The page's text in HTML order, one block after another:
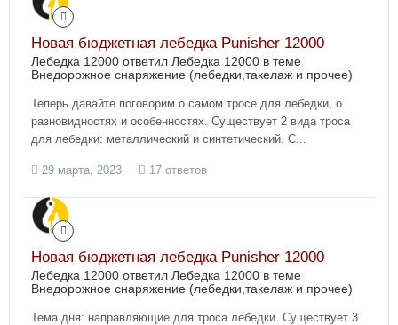
Новая бюджетная лебедка Punisher 12000
Лебедка 12000 ответил Лебедка 12000 в теме
Внедорожное снаряжение (лебедки,такелаж и прочее)
Теперь давайте поговорим о самом тросе для лебедки, о
разновидностях и особенностях. Существует 2 вида троса
для лебедки: металлический и синтетический. С...
29 марта, 2023 17 ответов
Новая бюджетная лебедка Punisher 12000
Лебедка 12000 ответил Лебедка 12000 в теме
Внедорожное снаряжение (лебедки,такелаж и прочее)
Тема дня: направляющие для троса лебедки. Существует 3